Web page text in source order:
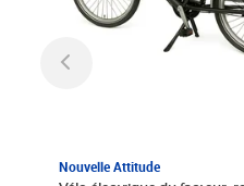
Nouvelle Attitude